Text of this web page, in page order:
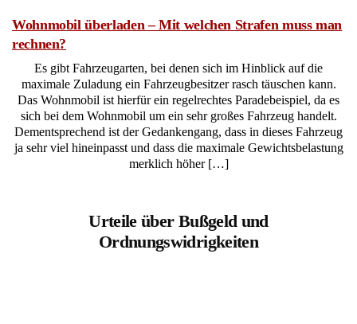
Wohnmobil überladen – Mit welchen Strafen muss man
rechnen?
Es gibt Fahrzeugarten, bei denen sich im Hinblick auf die
maximale Zuladung ein Fahrzeugbesitzer rasch täuschen kann.
Das Wohnmobil ist hierfür ein regelrechtes Paradebeispiel, da es
sich bei dem Wohnmobil um ein sehr großes Fahrzeug handelt.
Dementsprechend ist der Gedankengang, dass in dieses Fahrzeug
ja sehr viel hineinpasst und dass die maximale Gewichtsbelastung
merklich höher […]
Urteile über Bußgeld und
Ordnungswidrigkeiten